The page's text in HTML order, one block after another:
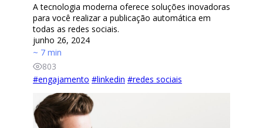
A tecnologia moderna oferece soluções inovadoras
para você realizar a publicação automática em
todas as redes sociais.
junho 26, 2024
~ 7 min
803
#engajamento #linkedin #redes sociais